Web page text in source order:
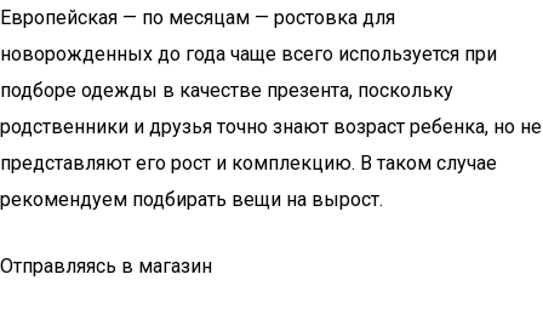
Европейская — по месяцам — ростовка для
новорожденных до года чаще всего используется при
подборе одежды в качестве презента, поскольку
родственники и друзья точно знают возраст ребенка, но не
представляют его рост и комплекцию. В таком случае
рекомендуем подбирать вещи на вырост.
Отправляясь в магазин